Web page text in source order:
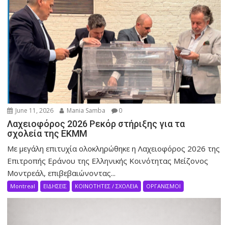
June 11, 2026 Mania Samba 0
Λαχειοφόρος 2026 Ρεκόρ στήριξης για τα
σχολεία της ΕΚΜΜ
Με μεγάλη επιτυχία ολοκληρώθηκε η Λαχειοφόρος 2026 της
Επιτροπής Εράνου της Ελληνικής Κοινότητας Μείζονος
Μοντρεάλ, επιβεβαιώνοντας...
Montreal ΕΙΔΗΣΕΙΣ ΚΟΙΝΟΤΗΤΕΣ / ΣΧΟΛΕΙΑ ΟΡΓΑΝΙΣΜΟΙ